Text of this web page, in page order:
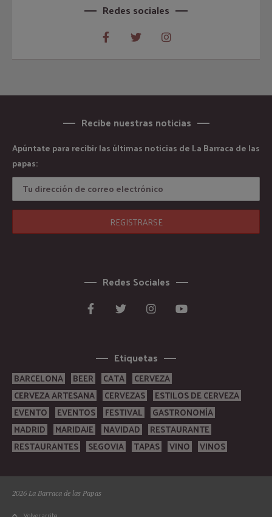
Redes sociales
Recibe nuestras noticias
Apúntate para recibir las últimas noticias de La Barraca de las
papas:
Redes Sociales
Etiquetas
BARCELONA BEER CATA
CERVEZA
CERVEZA ARTESANA
CERVEZAS
ESTILOS DE CERVEZA
EVENTO
EVENTOS FESTIVAL
GASTRONOMÍA
MADRID
MARIDAJE NAVIDAD
RESTAURANTE
RESTAURANTES
SEGOVIA TAPAS VINO VINOS
2026 La Barraca de las Papas